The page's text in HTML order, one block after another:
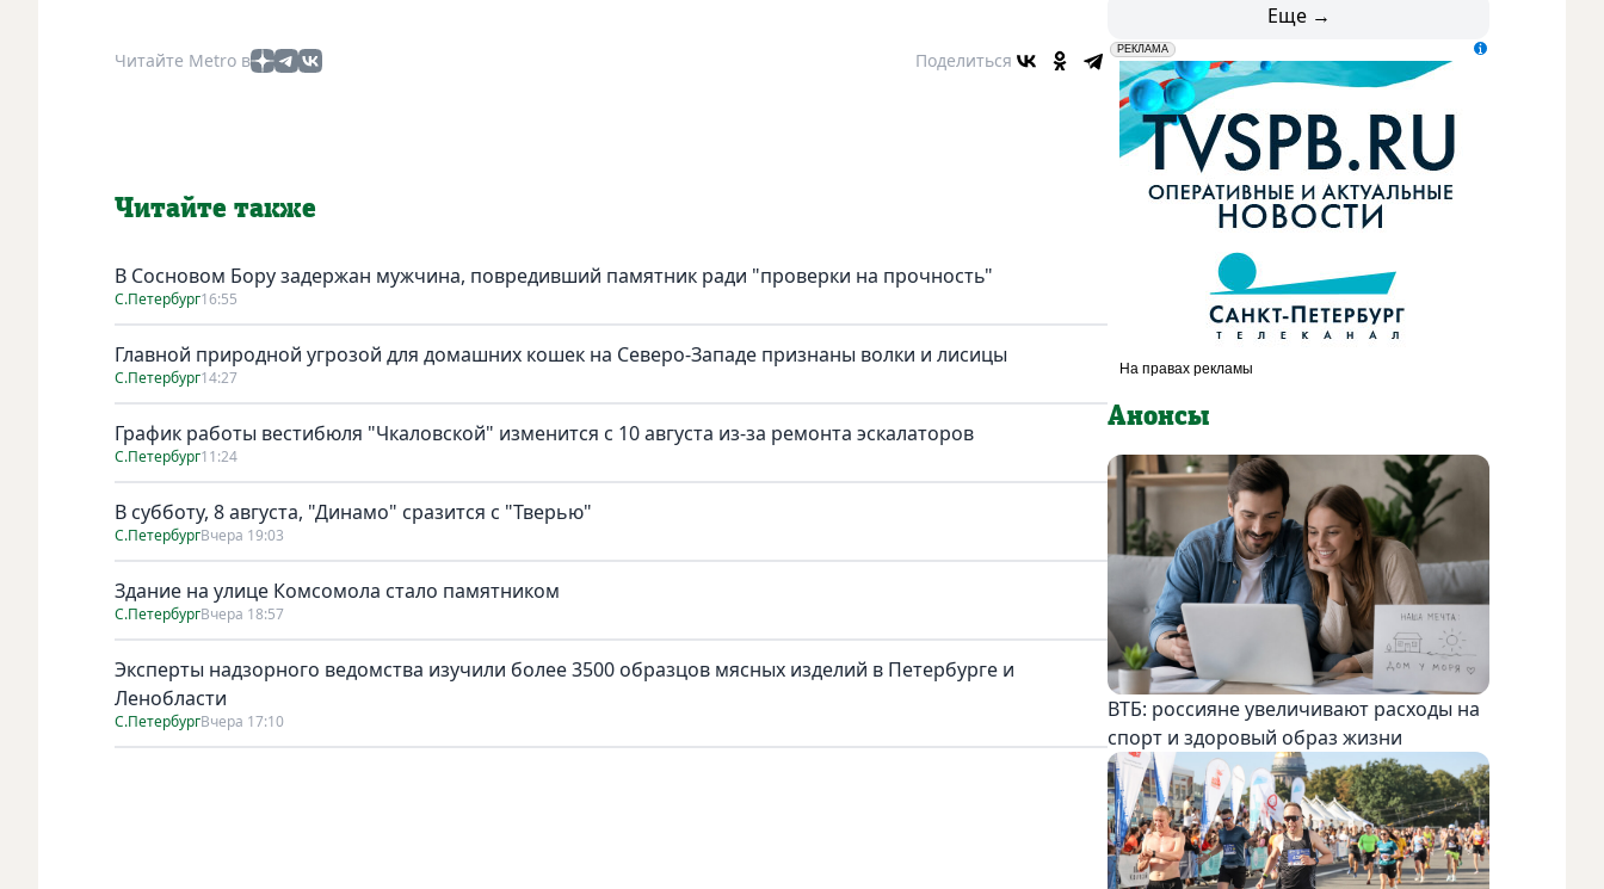
Читайте Metro в Поделиться
Читайте также
В Сосновом Бору задержан мужчина, повредивший памятник ради "проверки на прочность"
С.Петербург16:55
Главной природной угрозой для домашних кошек на Северо-Западе признаны волки и лисицы
С.Петербург14:27
График работы вестибюля "Чкаловской" изменится с 10 августа из-за ремонта эскалаторов
С.Петербург11:24
В субботу, 8 августа, "Динамо" сразится с "Тверью"
С.ПетербургВчера 19:03
Здание на улице Комсомола стало памятником
С.ПетербургВчера 18:57
Эксперты надзорного ведомства изучили более 3500 образцов мясных изделий в Петербурге и
Ленобласти
С.ПетербургВчера 17:10
Еще →
erid: LdtCK5udn
РЕКЛАМА
АО "ГАТР", ИНН: 7841320717
Анонсы
ВТБ: россияне увеличивают расходы на
спорт и здоровый образ жизни